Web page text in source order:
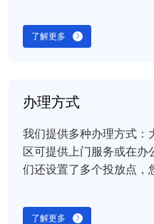
式。
了解更多
办理方式
我们提供多种办理方式：
区可提供上门服务或在办
们还设置了多个投放点，
了解更多